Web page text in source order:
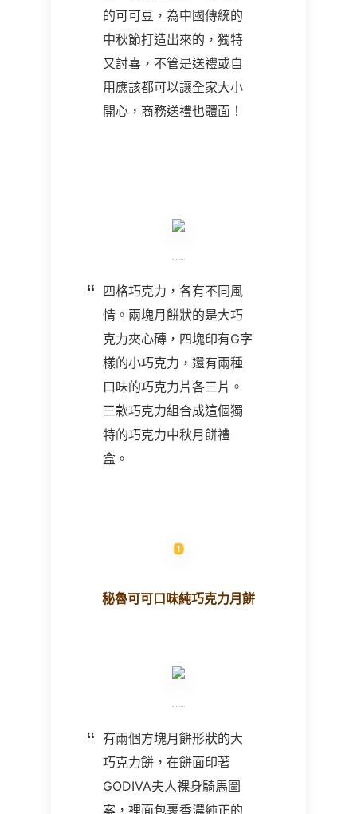
的可可豆，為中國傳統的
中秋節打造出來的，獨特
又討喜，不管是送禮或自
用應該都可以讓全家大小
開心，商務送禮也體面！
四格巧克力，各有不同風
情。兩塊月餅狀的是大巧
克力夾心磚，四塊印有G字
樣的小巧克力，還有兩種
口味的巧克力片各三片。
三款巧克力組合成這個獨
特的巧克力中秋月餅禮
盒。
秘魯可可口味純巧克力月餅
有兩個方塊月餅形狀的大
巧克力餅，在餅面印著
GODIVA夫人裸身騎馬圖
案，裡面包裹香濃純正的